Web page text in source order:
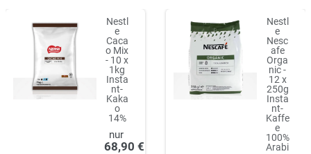
Nestl
e
Caca
o Mix
- 10 x
1kg
Insta
nt-
Kaka
o
14%
68,90 €
Nestl
e
Nesc
afe
Orga
nic -
12 x
250g
Insta
nt-
Kaffe
e
100%
Arabi